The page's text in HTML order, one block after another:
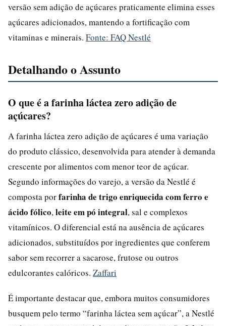
versão sem adição de açúcares praticamente elimina esses
açúcares adicionados, mantendo a fortificação com
vitaminas e minerais. Fonte: FAQ Nestlé
Detalhando o Assunto
O que é a farinha láctea zero adição de
açúcares?
A farinha láctea zero adição de açúcares é uma variação
do produto clássico, desenvolvida para atender à demanda
crescente por alimentos com menor teor de açúcar.
Segundo informações do varejo, a versão da Nestlé é
composta porfarinha de trigo enriquecida com ferro e
ácido fólico, leite em pó integral, sal e complexos
vitamínicos. O diferencial está na ausência de açúcares
adicionados, substituídos por ingredientes que conferem
sabor sem recorrer a sacarose, frutose ou outros
edulcorantes calóricos. Zaffari
É importante destacar que, embora muitos consumidores
busquem pelo termo “farinha láctea sem açúcar”, a Nestlé